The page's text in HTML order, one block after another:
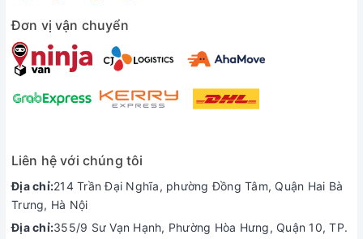
Đơn vị vận chuyển
Liên hệ với chúng tôi
Địa chỉ:214 Trần Đại Nghĩa, phường Đồng Tâm, Quận Hai Bà
Trưng, Hà Nội
Địa chỉ:355/9 Sư Vạn Hạnh, Phường Hòa Hưng, Quận 10, TP.